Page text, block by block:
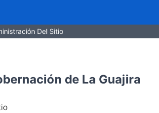
Del Sitio
de La Guajira